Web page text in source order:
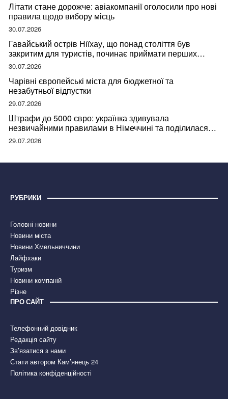
Літати стане дорожче: авіакомпанії оголосили про нові
правила щодо вибору місць
30.07.2026
Гавайський острів Ніїхау, що понад століття був
закритим для туристів, починає приймати перших
відвідувачів
30.07.2026
Чарівні європейські міста для бюджетної та
незабутньої відпустки
29.07.2026
Штрафи до 5000 євро: українка здивувала
незвичайними правилами в Німеччині та поділилася
правдою
29.07.2026
РУБРИКИ
Головні новини
Новини міста
Новини Хмельниччини
Лайфхаки
Туризм
Новини компаній
Різне
ПРО САЙТ
Телефонний довідник
Редакція сайту
Зв’язатися з нами
Стати автором Кам’янець 24
Політика конфіденційності